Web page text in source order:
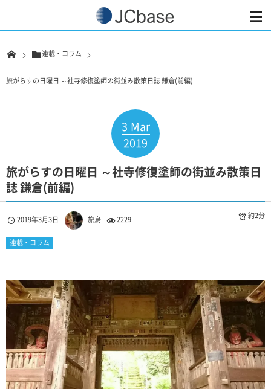
連載・コラム
旅がらすの日曜日 ～社寺修復塗師の街並み散策日誌 鎌倉(前編)
3 Mar
2019
旅がらすの日曜日 ～社寺修復塗師の街並み散策日
誌 鎌倉(前編)
2019年3月3日 旅烏 2229 約2分
連載・コラム